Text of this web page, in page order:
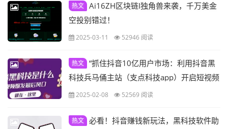
热文 Ai16ZH区块链I独角兽来袭，千万美金
空投别错过！
2025-03-11 52946 阅读
热文 “抓住抖音10亿用户市场：利用抖音黑
科技兵马俑主站（支点科技app）开启短视频
财富之旅”
2025-02-08 52569 阅读
热文 必看！抖音赚钱新玩法，黑科技软件助